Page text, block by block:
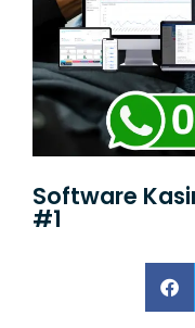
Software
#1